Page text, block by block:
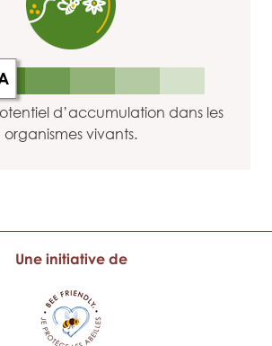
d’accumulation dans les
organismes vivants.
Une initiative de